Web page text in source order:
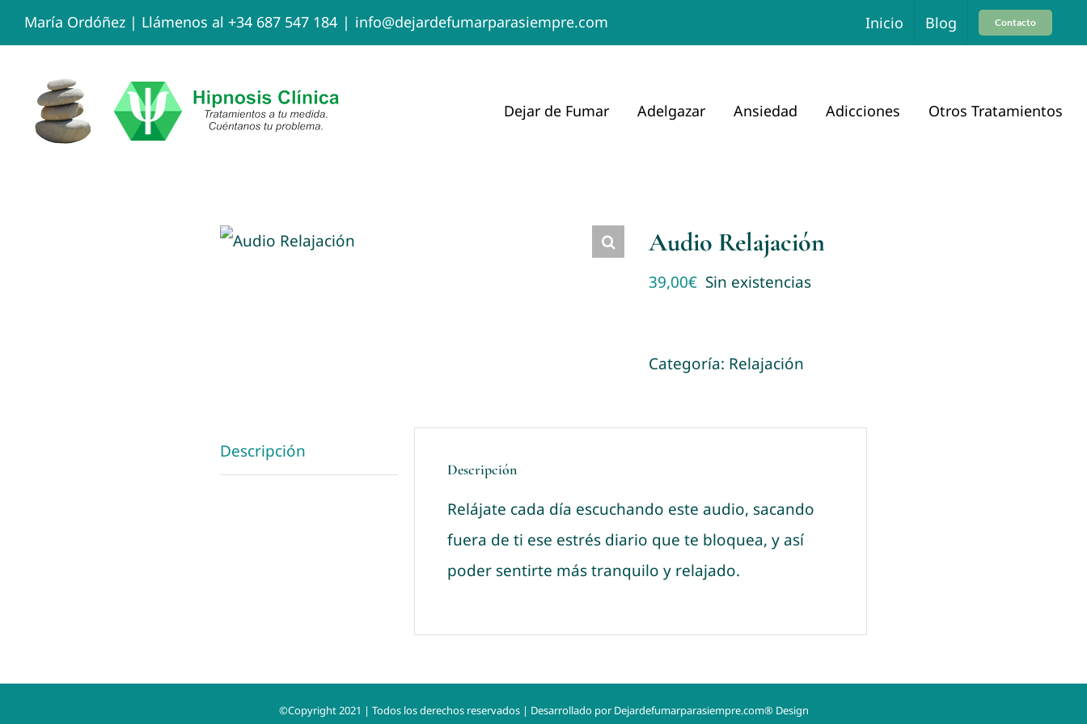
Skip
to
content
María Ordóñez | Llámenos al +34 687 547 184 | info@dejardefumarparasiempre.com Inicio Blog Contacto
Dejar de Fumar Adelgazar Ansiedad Adicciones Otros Tratamientos
Audio Relajación
39,00€ Sin existencias
Categoría: Relajación
Descripción
Descripción
Relájate cada día escuchando este audio, sacando
fuera de ti ese estrés diario que te bloquea, y así
poder sentirte más tranquilo y relajado.
©Copyright 2021 | Todos los derechos reservados | Desarrollado porDejardefumarparasiempre.com® Design